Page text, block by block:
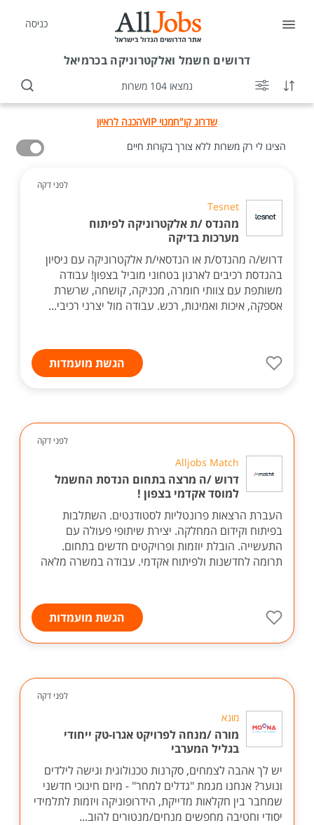
כניסה
דרושים חשמל ואלקטרוניקה בכרמיאל
נמצאו 104 משרות
שדרוג קו"חמנוי VIP
הכנה לראיון
הציגו לי רק משרות ללא צורך בקורות חיים
לפני דקה
Tesnet
מהנדס /ת אלקטרוניקה לפיתוח
מערכות בדיקה
דרוש/ה מהנדס/ת או הנדסאי/ת אלקטרוניקה עם ניסיון
בהנדסת רכיבים לארגון בטחוני מוביל בצפון! עבודה
משותפת עם צוותי חומרה, מכניקה, קושחה, שרשרת
אספקה, איכות ואמינות, רכש. עבודה מול יצרני רכיבי...
הגשת מועמדות
לפני דקה
Alljobs Match
דרוש /ה מרצה בתחום הנדסת החשמל
למוסד אקדמי בצפון !
העברת הרצאות פרונטליות לסטודנטים. השתלבות
בפיתוח וקידום המחלקה. יצירת שיתופי פעולה עם
התעשייה. הובלת יוזמות ופרויקטים חדשים בתחום.
תרומה לחדשנות ולפיתוח אקדמי. עבודה במשרה מלאה
הגשת מועמדות
לפני דקה
מונא
מורה /מנחה לפרויקט אגרו-טק ייחודי
בגליל המערבי
יש לך אהבה לצמחים, סקרנות טכנולוגית וגישה לילדים
ונוער? אנחנו מגמת "גדלים למחר" - מיזם חינוכי חדשני
שמחבר בין חקלאות מדייקת, הידרופוניקה ויזמות לתלמידי
יסודי וחטיבה מחפשים מנחים/מנטורים להוב...